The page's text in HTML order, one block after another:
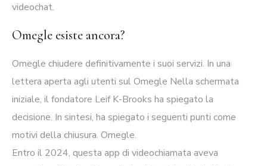
videochat.
Omegle esiste ancora?
Omegle chiudere definitivamente i suoi servizi. In una
lettera aperta agli utenti sul Omegle Nella schermata
iniziale, il fondatore Leif K-Brooks ha spiegato la
decisione. In sintesi, ha spiegato i seguenti punti come
motivi della chiusura. Omegle.
Entro il 2024, questa app di videochiamata aveva